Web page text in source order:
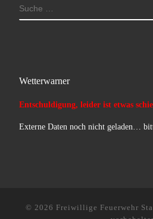
SUCHE
Wetterwarner
Entschuldigung, leider ist etwas
Externe Daten noch nicht geladen…
© 2026 Freiwillige Feuerwehr